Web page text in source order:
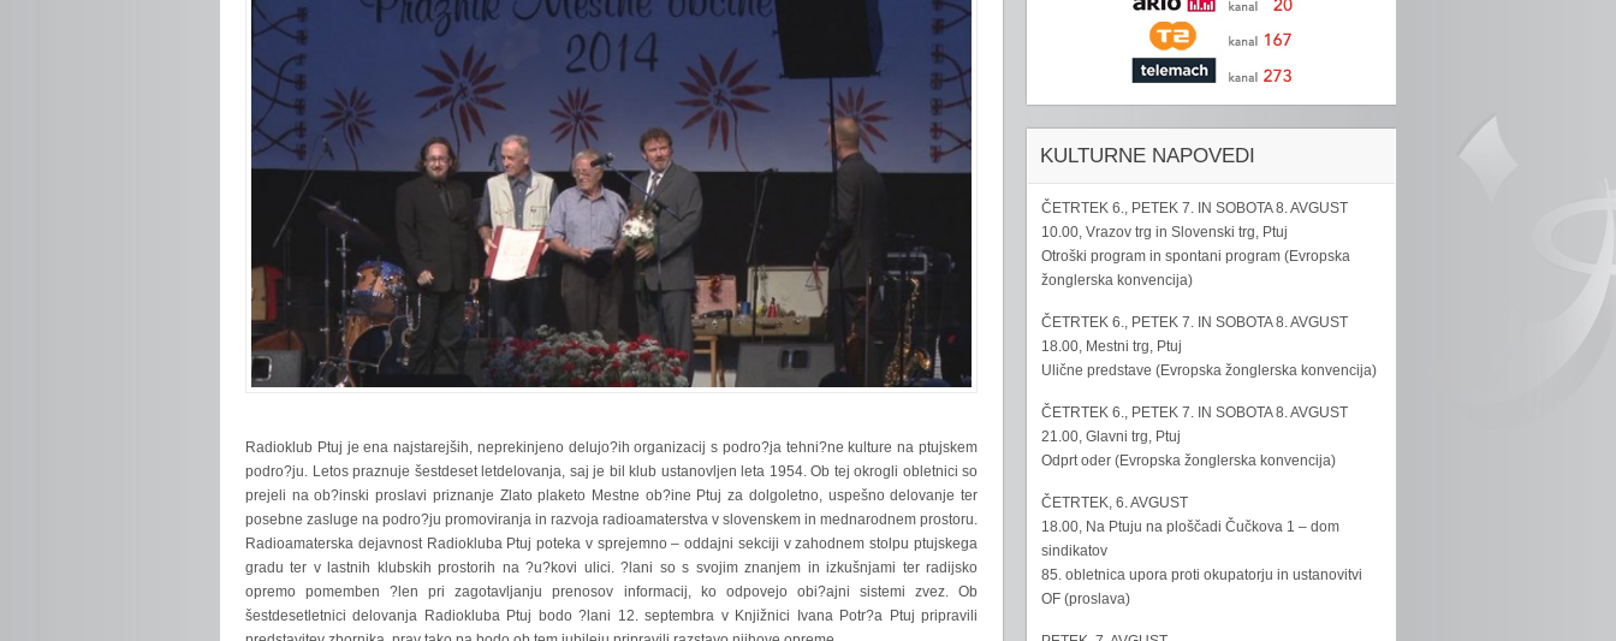
Radioklub Ptuj je ena najstarejših, neprekinjeno delujo?ih organizacij s podro?ja tehni?ne kulture na ptujskem
podro?ju. Letos praznuje šestdeset letdelovanja, saj je bil klub ustanovljen leta 1954. Ob tej okrogli obletnici so
prejeli na ob?inski proslavi priznanje Zlato plaketo Mestne ob?ine Ptuj za dolgoletno, uspešno delovanje ter
posebne zasluge na podro?ju promoviranja in razvoja radioamaterstva v slovenskem in mednarodnem prostoru.
Radioamaterska dejavnost Radiokluba Ptuj poteka v sprejemno – oddajni sekciji v zahodnem stolpu ptujskega
gradu ter v lastnih klubskih prostorih na ?u?kovi ulici. ?lani so s svojim znanjem in izkušnjami ter radijsko
opremo pomemben ?len pri zagotavljanju prenosov informacij, ko odpovejo obi?ajni sistemi zvez. Ob
šestdesetletnici delovanja Radiokluba Ptuj bodo ?lani 12. septembra v Knjižnici Ivana Potr?a Ptuj pripravili
KULTURNE NAPOVEDI
ČETRTEK 6., PETEK 7. IN SOBOTA 8. AVGUST
10.00, Vrazov trg in Slovenski trg, Ptuj
Otroški program in spontani program (Evropska
žonglerska konvencija)
ČETRTEK 6., PETEK 7. IN SOBOTA 8. AVGUST
18.00, Mestni trg, Ptuj
Ulične predstave (Evropska žonglerska konvencija)
ČETRTEK 6., PETEK 7. IN SOBOTA 8. AVGUST
21.00, Glavni trg, Ptuj
Odprt oder (Evropska žonglerska konvencija)
ČETRTEK, 6. AVGUST
18.00, Na Ptuju na ploščadi Čučkova 1 – dom
sindikatov
85. obletnica upora proti okupatorju in ustanovitvi
OF (proslava)